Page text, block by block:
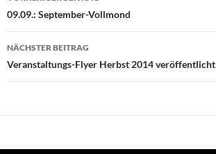
09.09.: September-Vollmond
NÄCHSTER BEITRAG
Veranstaltungs-Flyer Herbst 2014 veröffentlicht